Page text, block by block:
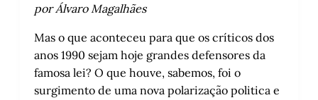
por Álvaro Magalhães
Mas o que aconteceu para que os críticos dos
anos 1990 sejam hoje grandes defensores da
famosa lei? O que houve, sabemos, foi o
surgimento de uma nova polarização politica e